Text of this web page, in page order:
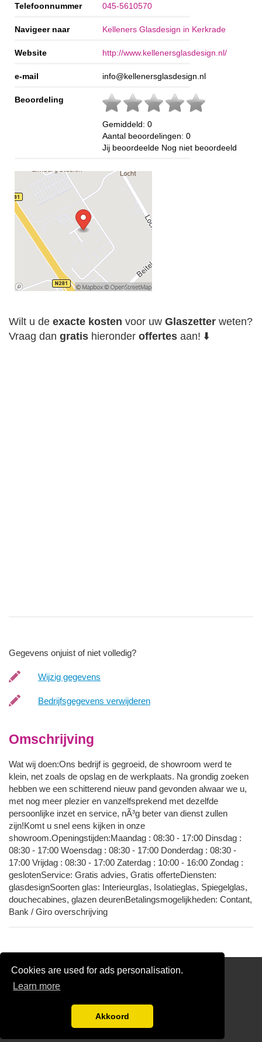
Cookies are used for ads personalisation.
Learn more
Akkoord
Telefoonnummer 045-5610570
Navigeer naar Kelleners Glasdesign in Kerkrade
Website http://www.kellenersglasdesign.nl/
e-mail info@kellenersglasdesign.nl
Beoordeling
Gemiddeld: 0
Aantal beoordelingen: 0
Jij beoordeelde Nog niet beoordeeld
Wilt u de exacte kosten voor uw Glaszetter weten?
Vraag dan gratis hieronder offertes aan! ⬇️
Gegevens onjuist of niet volledig?
Wijzig gegevens
Bedrijfsgegevens verwijderen
Omschrijving
Wat wij doen:Ons bedrijf is gegroeid, de showroom werd te
klein, net zoals de opslag en de werkplaats. Na grondig zoeken
hebben we een schitterend nieuw pand gevonden alwaar we u,
met nog meer plezier en vanzelfsprekend met dezelfde
persoonlijke inzet en service, nÃ³g beter van dienst zullen
zijn!Komt u snel eens kijken in onze
showroom.Openingstijden:Maandag : 08:30 - 17:00 Dinsdag :
08:30 - 17:00 Woensdag : 08:30 - 17:00 Donderdag : 08:30 -
17:00 Vrijdag : 08:30 - 17:00 Zaterdag : 10:00 - 16:00 Zondag :
geslotenService: Gratis advies, Gratis offerteDiensten:
glasdesignSoorten glas: Interieurglas, Isolatieglas, Spiegelglas,
douchecabines, glazen deurenBetalingsmogelijkheden: Contant,
Bank / Giro overschrijving
links
Glas Offertes vergelijken